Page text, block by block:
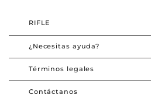
RIFLE
¿Necesitas ayuda?
Términos legales
Contáctanos